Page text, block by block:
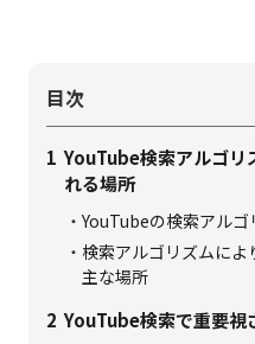
目次
1 YouTube検索アルゴリ
れる場所
YouTubeの検索アル
検索アルゴリズムによ
主な場所
2 YouTube検索で重要視